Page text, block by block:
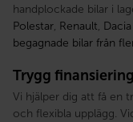
handplockade bilar i
Polestar, Renault, Dacia
begagnade bilar från
Trygg finansiering
Vi hjälper dig att få en
och flexibla upplägg.